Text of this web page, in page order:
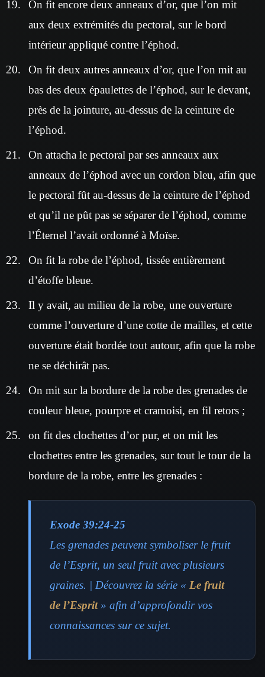
On fit encore deux anneaux d’or, que l’on mit
aux deux extrémités du pectoral, sur le bord
intérieur appliqué contre l’éphod.
On fit deux autres anneaux d’or, que l’on mit au
bas des deux épaulettes de l’éphod, sur le devant,
près de la jointure, au-dessus de la ceinture de
l’éphod.
On attacha le pectoral par ses anneaux aux
anneaux de l’éphod avec un cordon bleu, afin que
le pectoral fût au-dessus de la ceinture de l’éphod
et qu’il ne pût pas se séparer de l’éphod, comme
l’Éternel l’avait ordonné à Moïse.
On fit la robe de l’éphod, tissée entièrement
d’étoffe bleue.
Il y avait, au milieu de la robe, une ouverture
comme l’ouverture d’une cotte de mailles, et cette
ouverture était bordée tout autour, afin que la robe
ne se déchirât pas.
On mit sur la bordure de la robe des grenades de
couleur bleue, pourpre et cramoisi, en fil retors ;
on fit des clochettes d’or pur, et on mit les
clochettes entre les grenades, sur tout le tour de la
bordure de la robe, entre les grenades :
Exode 39:24-25
Les grenades peuvent symboliser le fruit
de l’Esprit, un seul fruit avec plusieurs
graines. | Découvrez la série « Le fruit
de l’Esprit» afin d’approfondir vos
connaissances sur ce sujet.